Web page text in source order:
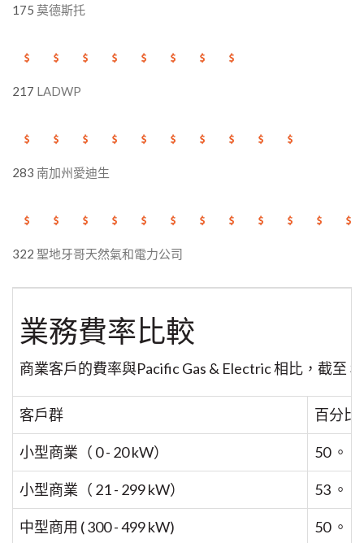
175 莫德斯托
217 LADWP
283 南加州愛迪生
322 聖地牙哥天然氣和電力公司
業務費率比較
商業客戶的費率與Pacific Gas & Electric 相比，截至 3
客戶群 百分比
小型商業（ 0 - 20 kW） 50 。 6
小型商業（ 21 - 299 kW） 53 。 2
中型商用 ( 300 - 499 kW) 50 。 8